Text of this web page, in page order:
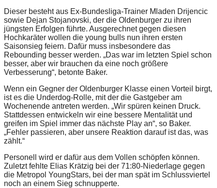
Dieser besteht aus Ex-Bundesliga-Trainer Mladen Drijencic
sowie Dejan Stojanovski, der die Oldenburger zu ihren
jüngsten Erfolgen führte. Ausgerechnet gegen diesen
Hochkaräter wollen die young bulls nun ihren ersten
Saisonsieg feiern. Dafür muss insbesondere das
Rebounding besser werden. „Das war im letzten Spiel schon
besser, aber wir brauchen da eine noch größere
Verbesserung“, betonte Baker.
Wenn ein Gegner der Oldenburger Klasse einen Vorteil birgt,
ist es die Underdog-Rolle, mit der die Gastgeber am
Wochenende antreten werden. „Wir spüren keinen Druck.
Stattdessen entwickeln wir eine bessere Mentalität und
greifen im Spiel immer das nächste Play an“, so Baker.
„Fehler passieren, aber unsere Reaktion darauf ist das, was
zählt.“
Personell wird er dafür aus dem Vollen schöpfen können.
Zuletzt fehlte Elias Krätzig bei der 71:80-Niederlage gegen
die Metropol YoungStars, bei der man spät im Schlussviertel
noch an einem Sieg schnupperte.